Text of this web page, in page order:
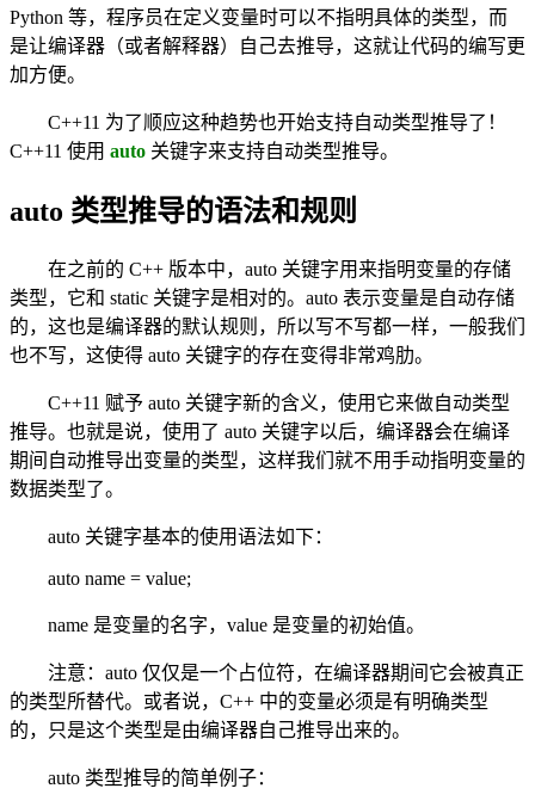
Python 等，程序员在定义变量时可以不指明具体的类型，而
是让编译器（或者解释器）自己去推导，这就让代码的编写更
加方便。
C++11 为了顺应这种趋势也开始支持自动类型推导了！
C++11 使用 auto 关键字来支持自动类型推导。
auto 类型推导的语法和规则
在之前的 C++ 版本中，auto 关键字用来指明变量的存储
类型，它和 static 关键字是相对的。auto 表示变量是自动存储
的，这也是编译器的默认规则，所以写不写都一样，一般我们
也不写，这使得 auto 关键字的存在变得非常鸡肋。
C++11 赋予 auto 关键字新的含义，使用它来做自动类型
推导。也就是说，使用了 auto 关键字以后，编译器会在编译
期间自动推导出变量的类型，这样我们就不用手动指明变量的
数据类型了。
auto 关键字基本的使用语法如下：
auto name = value;
name 是变量的名字，value 是变量的初始值。
注意：auto 仅仅是一个占位符，在编译器期间它会被真正
的类型所替代。或者说，C++ 中的变量必须是有明确类型
的，只是这个类型是由编译器自己推导出来的。
auto 类型推导的简单例子：